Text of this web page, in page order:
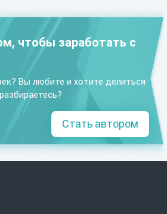
чтобы заработать с
Вы любите и хотите делиться
Стать автором